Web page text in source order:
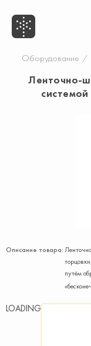
Оборудование /
Ленточно-
Описание товара:
путём
LOADING